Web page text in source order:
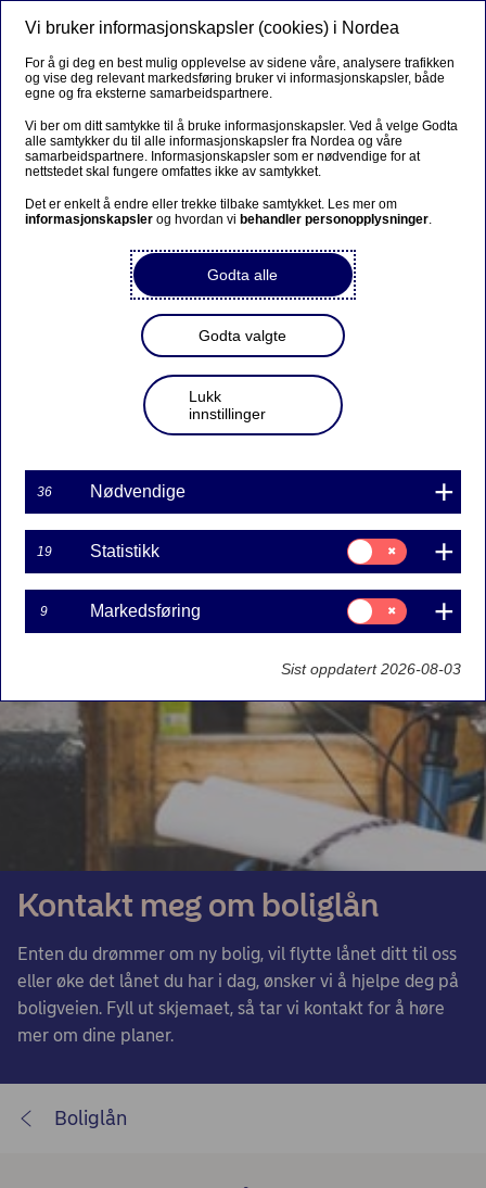
Kontakt meg om boliglån
Enten du drømmer om ny bolig, vil flytte lånet ditt til oss
eller øke det lånet du har i dag, ønsker vi å hjelpe deg på
boligveien. Fyll ut skjemaet, så tar vi kontakt for å høre
mer om dine planer.
Boliglån
Vi bruker informasjonskapsler (cookies) i Nordea
For å gi deg en best mulig opplevelse av sidene våre, analysere trafikken
og vise deg relevant markedsføring bruker vi informasjonskapsler, både
egne og fra eksterne samarbeidspartnere.
Vi ber om ditt samtykke til å bruke informasjonskapsler. Ved å velge Godta
alle samtykker du til alle informasjonskapsler fra Nordea og våre
samarbeidspartnere. Informasjonskapsler som er nødvendige for at
nettstedet skal fungere omfattes ikke av samtykket.
Det er enkelt å endre eller trekke tilbake samtykket. Les mer om
informasjonskapsler og hvordan vi behandler personopplysninger.
Godta alle
Godta valgte
Lukk
innstillinger
36 Nødvendige
19 Statistikk
Samtykke
til:
Statistikk
9 Markedsføring
Samtykke
til:
Markedsføring
Sist oppdatert 2026-08-03